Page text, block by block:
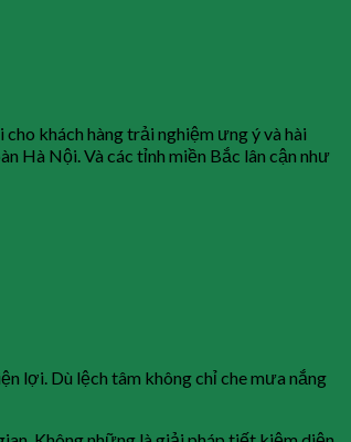
khách hàng trải nghiệm ưng ý và hài
Hà Nội. Và các tỉnh miền Bắc lân cận như
lợi. Dù lệch tâm không chỉ che mưa nắng